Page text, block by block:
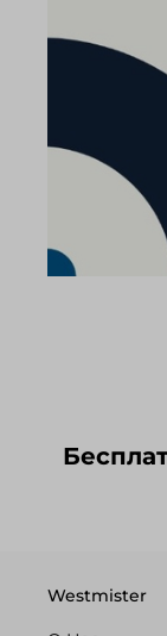
Westmister